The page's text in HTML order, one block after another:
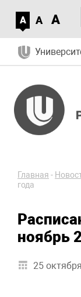
A A A
Главная -
года
ноябрь
25